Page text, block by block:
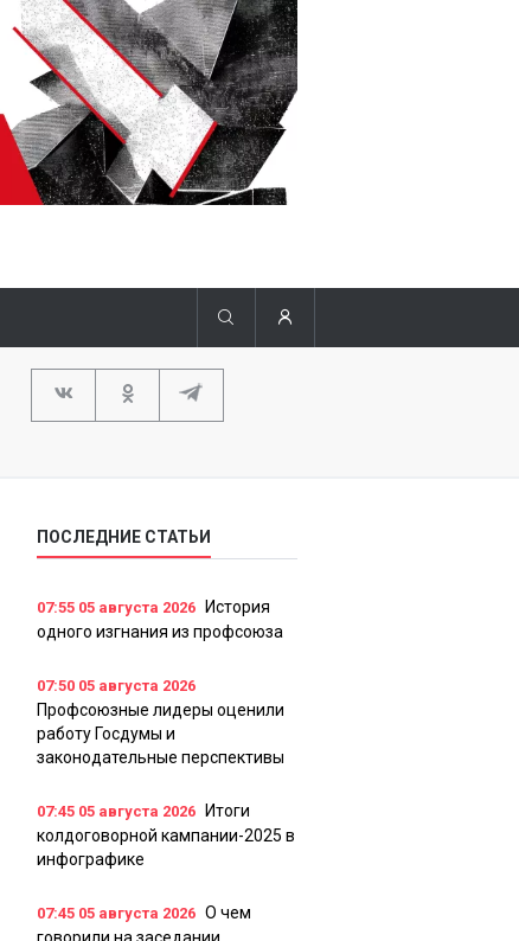
ПОСЛЕДНИЕ СТАТЬИ
07:55 05 августа 2026
История
одного изгнания из профсоюза
07:50 05 августа 2026
Профсоюзные лидеры оценили
работу Госдумы и
законодательные перспективы
07:45 05 августа 2026
Итоги
колдоговорной кампании-2025 в
инфографике
07:45 05 августа 2026 О чем